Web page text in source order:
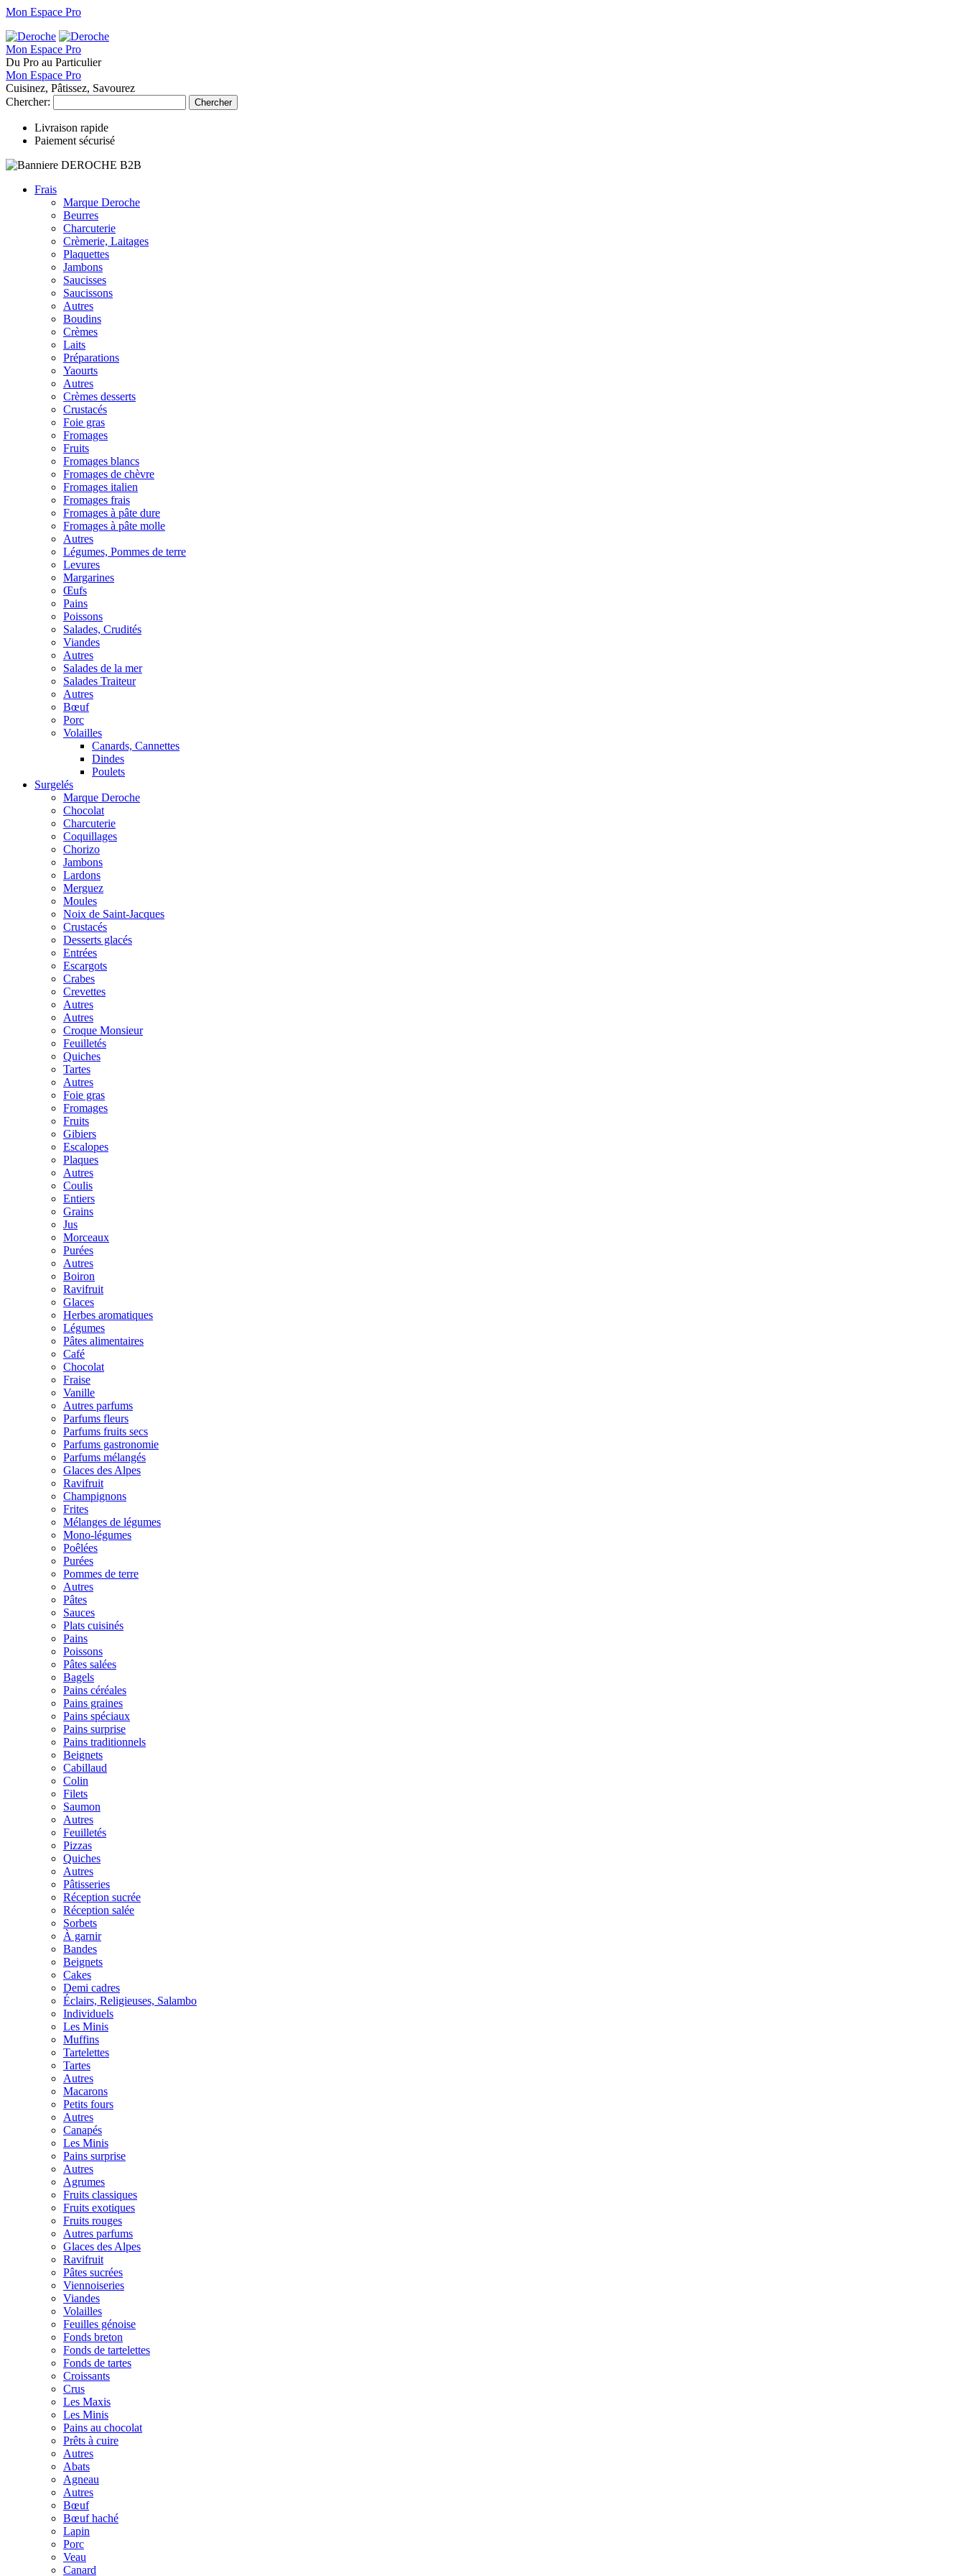
Mon Espace Pro
Mon Espace Pro
Du Pro au Particulier
Mon Espace Pro
Cuisinez, Pâtissez, Savourez
Chercher:
Chercher
Livraison rapide
Paiement sécurisé
Frais
Marque Deroche
Beurres
Charcuterie
Crèmerie, Laitages
Plaquettes
Jambons
Saucisses
Saucissons
Autres
Boudins
Crèmes
Laits
Préparations
Yaourts
Autres
Crèmes desserts
Crustacés
Foie gras
Fromages
Fruits
Fromages blancs
Fromages de chèvre
Fromages italien
Fromages frais
Fromages à pâte dure
Fromages à pâte molle
Autres
Légumes, Pommes de terre
Levures
Margarines
Œufs
Pains
Poissons
Salades, Crudités
Viandes
Autres
Salades de la mer
Salades Traiteur
Autres
Bœuf
Porc
Volailles
Canards, Cannettes
Dindes
Poulets
Surgelés
Marque Deroche
Chocolat
Charcuterie
Coquillages
Chorizo
Jambons
Lardons
Merguez
Moules
Noix de Saint-Jacques
Crustacés
Desserts glacés
Entrées
Escargots
Crabes
Crevettes
Autres
Autres
Croque Monsieur
Feuilletés
Quiches
Tartes
Autres
Foie gras
Fromages
Fruits
Gibiers
Escalopes
Plaques
Autres
Coulis
Entiers
Grains
Jus
Morceaux
Purées
Autres
Boiron
Ravifruit
Glaces
Herbes aromatiques
Légumes
Pâtes alimentaires
Café
Chocolat
Fraise
Vanille
Autres parfums
Parfums fleurs
Parfums fruits secs
Parfums gastronomie
Parfums mélangés
Glaces des Alpes
Ravifruit
Champignons
Frites
Mélanges de légumes
Mono-légumes
Poêlées
Purées
Pommes de terre
Autres
Pâtes
Sauces
Plats cuisinés
Pains
Poissons
Pâtes salées
Bagels
Pains céréales
Pains graines
Pains spéciaux
Pains surprise
Pains traditionnels
Beignets
Cabillaud
Colin
Filets
Saumon
Autres
Feuilletés
Pizzas
Quiches
Autres
Pâtisseries
Réception sucrée
Réception salée
Sorbets
À garnir
Bandes
Beignets
Cakes
Demi cadres
Éclairs, Religieuses, Salambo
Individuels
Les Minis
Muffins
Tartelettes
Tartes
Autres
Macarons
Petits fours
Autres
Canapés
Les Minis
Pains surprise
Autres
Agrumes
Fruits classiques
Fruits exotiques
Fruits rouges
Autres parfums
Glaces des Alpes
Ravifruit
Pâtes sucrées
Viennoiseries
Viandes
Volailles
Feuilles génoise
Fonds breton
Fonds de tartelettes
Fonds de tartes
Croissants
Crus
Les Maxis
Les Minis
Pains au chocolat
Prêts à cuire
Autres
Abats
Agneau
Autres
Bœuf
Bœuf haché
Lapin
Porc
Veau
Canard